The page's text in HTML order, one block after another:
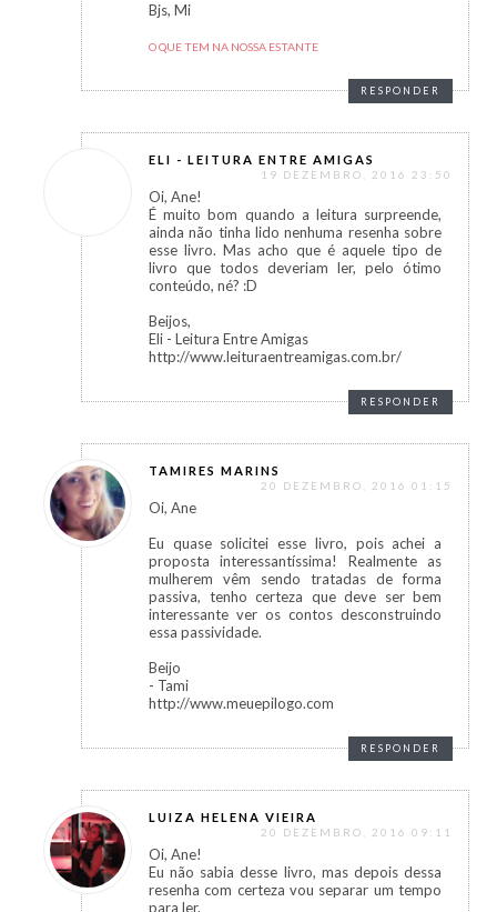
Bjs, Mi
O QUE TEM NA NOSSA ESTANTE
RESPONDER
ELI - LEITURA ENTRE AMIGAS
19 DEZEMBRO, 2016 23:50
Oi, Ane!
É muito bom quando a leitura surpreende,
ainda não tinha lido nenhuma resenha sobre
esse livro. Mas acho que é aquele tipo de
livro que todos deveriam ler, pelo ótimo
conteúdo, né? :D
Beijos,
Eli - Leitura Entre Amigas
http://www.leituraentreamigas.com.br/
RESPONDER
TAMIRES MARINS
20 DEZEMBRO, 2016 01:15
Oi, Ane
Eu quase solicitei esse livro, pois achei a
proposta interessantíssima! Realmente as
mulherem vêm sendo tratadas de forma
passiva, tenho certeza que deve ser bem
interessante ver os contos desconstruindo
essa passividade.
Beijo
- Tami
http://www.meuepilogo.com
RESPONDER
LUIZA HELENA VIEIRA
20 DEZEMBRO, 2016 09:11
Oi, Ane!
Eu não sabia desse livro, mas depois dessa
resenha com certeza vou separar um tempo
para ler.